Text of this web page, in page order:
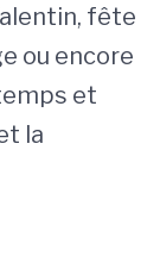
fête
ou encore
et
la